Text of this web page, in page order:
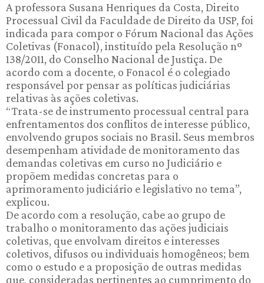
A professora Susana Henriques da Costa, Direito
Processual Civil da Faculdade de Direito da USP, foi
indicada para compor o Fórum Nacional das Ações
Coletivas (Fonacol), instituído pela Resolução nº
138/2011, do Conselho Nacional de Justiça. De
acordo com a docente, o Fonacol é o colegiado
responsável por pensar as políticas judiciárias
relativas às ações coletivas.
“Trata-se de instrumento processual central para
enfrentamentos dos conflitos de interesse público,
envolvendo grupos sociais no Brasil. Seus membros
desempenham atividade de monitoramento das
demandas coletivas em curso no Judiciário e
propõem medidas concretas para o
aprimoramento judiciário e legislativo no tema”,
explicou.
De acordo com a resolução, cabe ao grupo de
trabalho o monitoramento das ações judiciais
coletivas, que envolvam direitos e interesses
coletivos, difusos ou individuais homogêneos; bem
como o estudo e a proposição de outras medidas
que, consideradas pertinentes ao cumprimento do